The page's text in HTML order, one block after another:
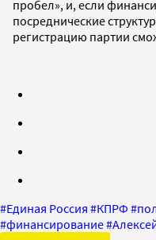
пробел», и, если
посреднические
регистрацию партии
#Единая Россия #КПРФ #
#финансирование#